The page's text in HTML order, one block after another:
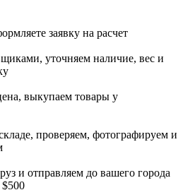
заявку на расчет
уточняем наличие, вес и
выкупаем товары у
проверяем, фотографируем и
и отправляем до вашего города